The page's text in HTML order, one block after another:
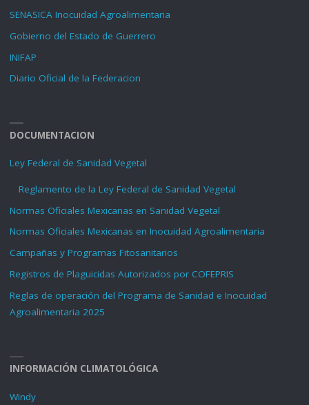
SENASICA Inocuidad Agroalimentaria
Gobierno del Estado de Guerrero
INIFAP
Diario Oficial de la Federacion
DOCUMENTACION
Ley Federal de Sanidad Vegetal
Reglamento de la Ley Federal de Sanidad Vegetal
Normas Oficiales Mexicanas en Sanidad Vegetal
Normas Oficiales Mexicanas en Inocuidad Agroalimentaria
Campañas y Programas Fitosanitarios
Registros de Plaguicidas Autorizados por COFEPRIS
Reglas de operación del Programa de Sanidad e Inocuidad
Agroalimentaria 2025
INFORMACIÓN CLIMATOLÓGICA
Windy